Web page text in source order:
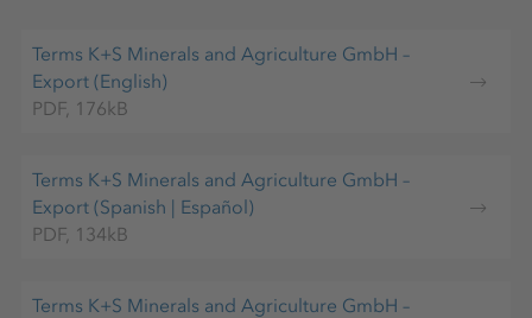
magnesio de alta calidad de nuestras propias
minas en Alemania, y la refinamos en sal de
Epsom de calidad alimentaria – NUTRIKS Epsom –
Terms K+S Minerals and Agriculture GmbH –
Export (English)
PDF, 176kB
Terms K+S Minerals and Agriculture GmbH –
Export (Spanish | Español)
PDF, 134kB
Terms K+S Minerals and Agriculture GmbH –